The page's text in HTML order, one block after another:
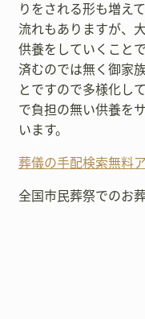
りをされる形も増え
流れもありますが、
供養をしていくこと
済むのでは無く御家
とですので多様化し
で負担の無い供養を
います。
葬儀の手配検索無料
全国市民葬祭でのお